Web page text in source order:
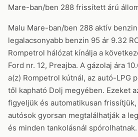
Mare-ban/ben 288 frissített árú
Malu Mare-ban/ben 288 aktív
legalacsonyabb benzin 95 ár 9.32
Rompetrol hálózat kínálja a
Ford nr. 12, Preajba. A gázolaj ára
a(z) Rompetrol kútnál, az autó-LPG
től kapható Dolj megyében. Ezeket
figyeljük és automatikusan
autósok gyorsan megtalálhatják a
és minden tankolásnál spórolhatnak.